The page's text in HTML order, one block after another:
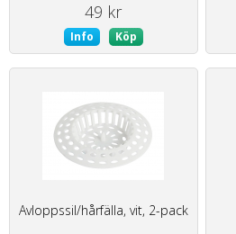
49 kr
Info Köp
Avloppssil/hårfälla, vit, 2-pack